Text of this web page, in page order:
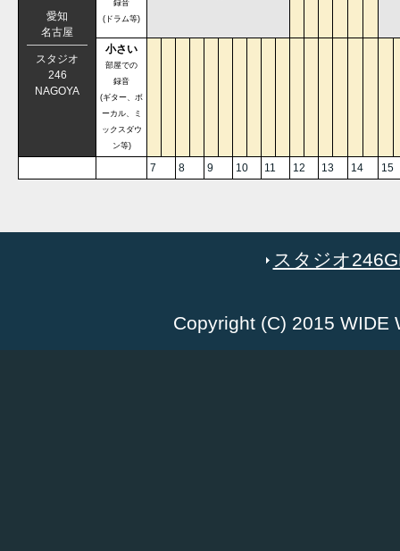
愛知
名古屋
スタジオ
246
NAGOYA
録音
(ドラム等)
小さい
部屋での
録音
(ギター、ボ
ーカル、ミ
ックスダウ
ン等)
7 8 9 10 11 12 13 14 15
スタジオ
Copyright (C) 2015 WIDE